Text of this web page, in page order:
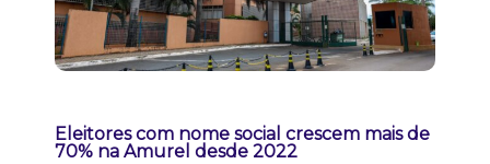
Eleitores com nome social crescem mais de
70% na Amurel desde 2022